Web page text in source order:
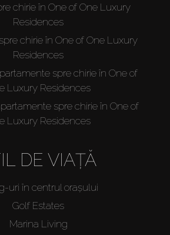
chirie în One of One Luxury
Residences
chirie în One of One Luxury
Residences
spre chirie în One of
Luxury Residences
spre chirie în One of
Luxury Residences
DE VIAȚĂ
uri în centrul orașului
Golf Estates
Marina Living